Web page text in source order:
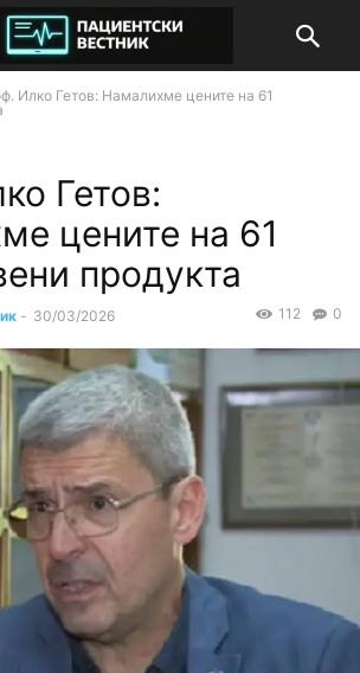
Илко Гетов: Намалихме цените на 61
Гетов:
цените на 61
продукта
- 30/03/2026 0
112